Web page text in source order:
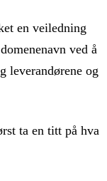
en veiledning
ved å
leverandørene og
ta en titt på hva